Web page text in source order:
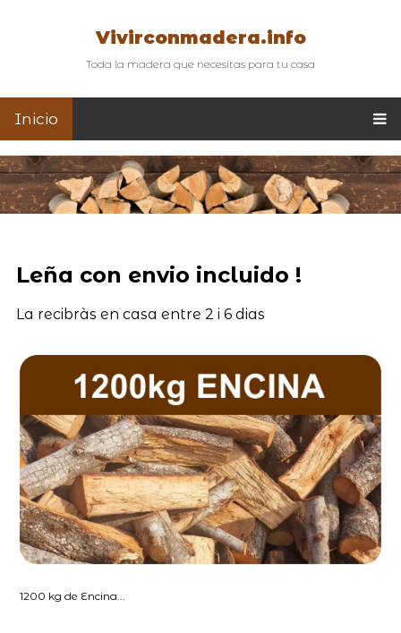
Vivirconmadera.info
Toda la madera que necesitas para tu casa
Inicio
Leña con envio incluido !
La recibràs en casa entre 2 i 6 dias
1200 kg de Encina...